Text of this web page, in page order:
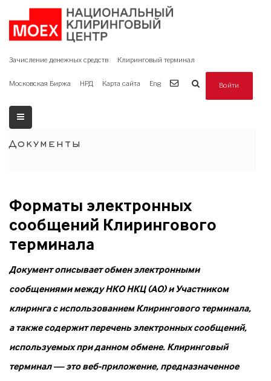
Зачисление денежных средств Клиринговый терминал
Московская Биржа НРД Карта сайта Eng Войти
Документы
Форматы электронных
сообщений Клирингового
терминала
Документ описывает обмен электронными
сообщениями между НКО НКЦ (АО) и Участником
клиринга с использованием Клирингового терминала,
а также содержит перечень электронных сообщений,
используемых при данном обмене. Клиринговый
терминал — это веб-приложение, предназначенное